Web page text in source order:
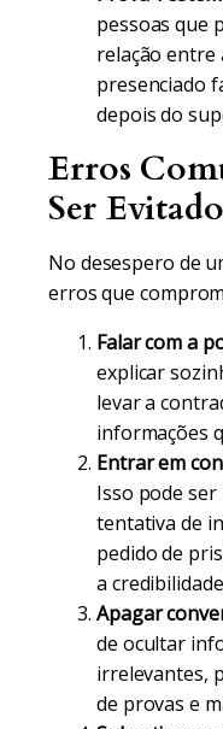
pessoas que
relação entre
presenciado
depois do
Erros
Ser
No desespero de
erros que
Falar com a
explicar
levar a
informações
Entrar em
Isso pode
tentativa de
pedido de
a
Apagar
de ocultar
irrelevantes,
de provas e